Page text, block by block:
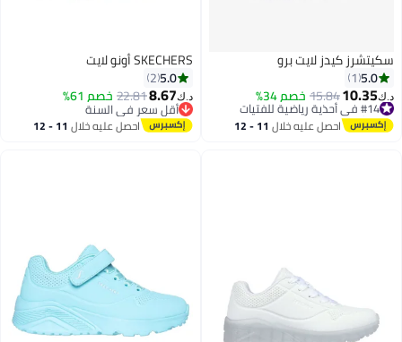
5
سكيتشرز كيدز لايت برو
5.0
1
د.ك‏10.35
15.84خصم 34% #14 في أحذية رياضية للفتيات
بتخلّص بسرعة
#14 في أحذية رياضية للفتيات احصل عليه خلال 11 - 12
SKECHERS أونو لايت
5.0
2
د.ك‏8.67
22.81خصم 61%
أقل سعر في السنة
أقل سعر في السنة
احصل عليه خلال 11 - 12